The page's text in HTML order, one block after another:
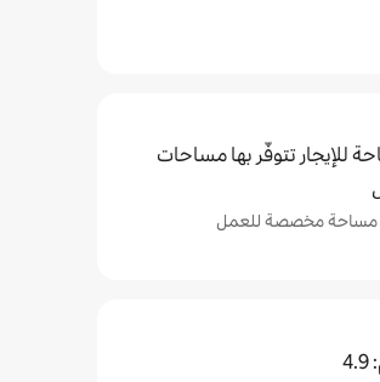
للإيجار تتوفّر بها مساحات